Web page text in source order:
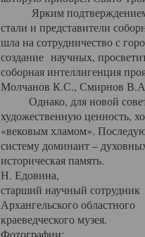
Ярким подтверждением
стали и представители
шла на сотрудничество с
создание научных,
соборная интеллигенция
Молчанов К.С., Смирнов
Однако, для новой
художественную ценность,
«вековым хламом».
систему доминант –
историческая память.
Н. Едовина,
старший научный сотрудник
Архангельского областного
краеведческого музея.
Фотографии: